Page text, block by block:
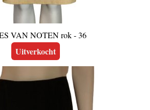
VAN NOTEN rok - 36
Uitverkocht